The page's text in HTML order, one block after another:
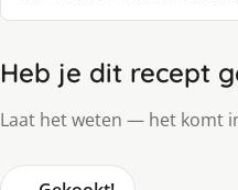
Heb je dit recept
Laat het weten — het komt